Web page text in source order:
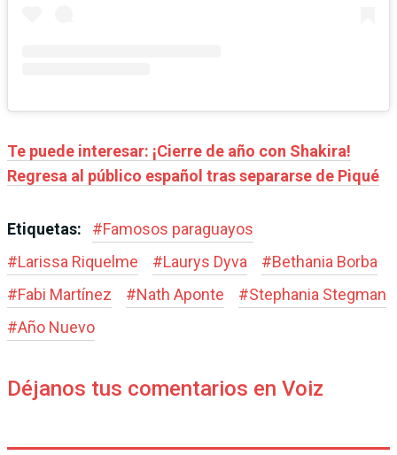
Te puede interesar: ¡Cierre de año con Shakira!
Regresa al público español tras separarse de Piqué
Etiquetas: #Famosos paraguayos
#Larissa Riquelme #Laurys Dyva #Bethania Borba
#Fabi Martínez #Nath Aponte #Stephania Stegman
#Año Nuevo
Déjanos tus comentarios en Voiz